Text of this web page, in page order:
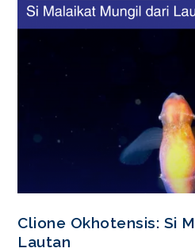
Clione Okhotensis: Si
Lautan